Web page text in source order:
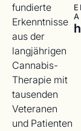
fundierte
Erkenntnisse
aus der
langjährigen
Cannabis-
Therapie mit
tausenden
Veteranen
und Patienten